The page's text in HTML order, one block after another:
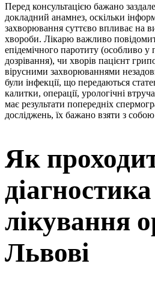
Перед консультацією бажано
докладний анамнез, оскільки
захворювання суттєво впливає на
хвороби. Лікарю важливо
епідемічного паротиту (особливо у
дозрівання), чи хворів пацієнт
вірусними захворюваннями
були інфекції, що передаються
калитки, операції, урологічні
має результати попередніх
досліджень, їх бажано взяти з
Як
діагностика
лікування
Львові